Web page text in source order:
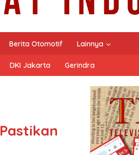
Berita Otomotif Lainnya
DKI Jakarta Gerindra